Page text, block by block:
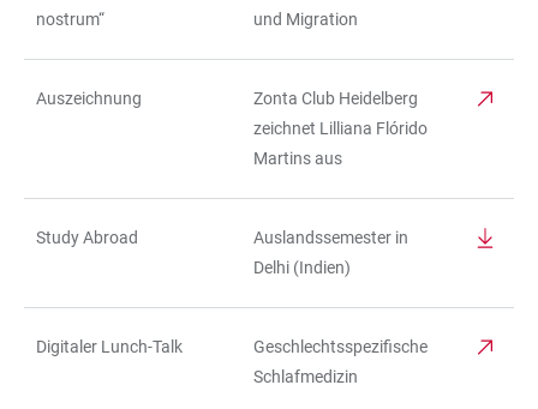
nostrum“
und Migration
Auszeichnung
Zonta Club Heidelberg
zeichnet Lilliana Flórido
Martins aus
Study Abroad
Auslandssemester in
Delhi (Indien)
Digitaler Lunch-Talk
Geschlechtsspezifische
Schlafmedizin